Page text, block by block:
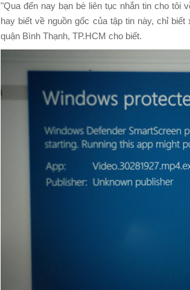
"Qua đến nay bạn bè liên tục nhắn tin cho tôi
hay biết về nguồn gốc của tập tin này, chỉ
quận Bình Thạnh, TP.HCM cho biết.